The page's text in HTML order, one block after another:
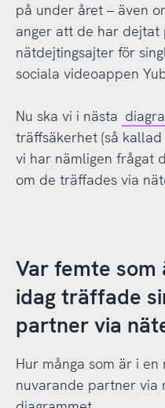
på under året – även
anger att de har dejtat
nätdejtingsajter för
sociala videoappen
Nu ska vi i nästa
träffsäkerhet (så
vi har nämligen frågat
om de träffades via
Var femte som
idag träffade
partner via
Hur många som är i
nuvarande partner via